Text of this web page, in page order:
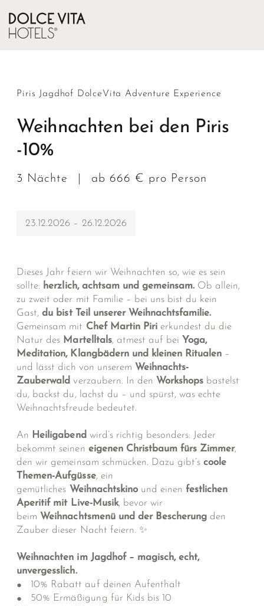
Piris Jagdhof DolceVita Adventure Experience
Weihnachten bei den Piris
-10%
3 Nächte ab 666 € pro Person
23.12.2026 – 26.12.2026
Dieses Jahr feiern wir Weihnachten so, wie es sein
sollte: herzlich, achtsam und gemeinsam. Ob allein,
zu zweit oder mit Familie – bei uns bist du kein
Gast,du bist Teil unserer Weihnachtsfamilie.
Gemeinsam mit Chef Martin Pirierkundest du die
Natur des Martelltals, atmest auf bei Yoga,
Meditation, Klangbädern und kleinen Ritualen –
und lässt dich von unserem Weihnachts-
Zauberwald verzaubern. In den Workshops bastelst
du, backst du, lachst du – und spürst, was echte
Weihnachtsfreude bedeutet.
An Heiligabend wird’s richtig besonders: Jeder
bekommt seinen eigenen Christbaum fürs Zimmer,
den wir gemeinsam schmücken. Dazu gibt’scoole
Themen-Aufgüsse, ein
gemütliches Weihnachtskinound einen festlichen
Aperitif mit Live-Musik, bevor wir
beim Weihnachtsmenü und der Bescherung den
Zauber dieser Nacht feiern. ✨
Weihnachten im Jagdhof – magisch, echt,
unvergesslich.
10% Rabatt auf deinen Aufenthalt
50% Ermäßigung für Kids bis 10